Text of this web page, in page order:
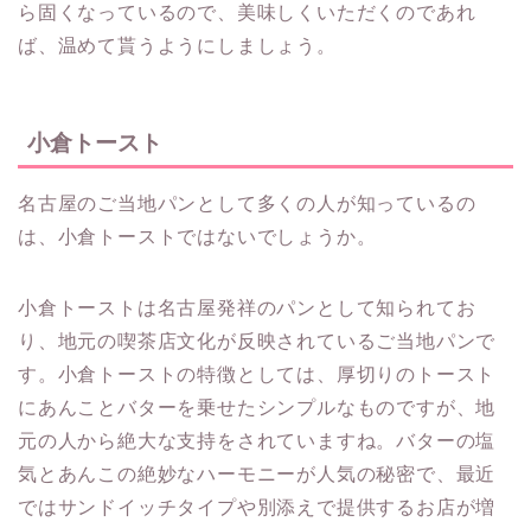
ら固くなっているので、美味しくいただくのであれ
ば、温めて貰うようにしましょう。
小倉トースト
名古屋のご当地パンとして多くの人が知っているの
は、小倉トーストではないでしょうか。
小倉トーストは名古屋発祥のパンとして知られてお
り、地元の喫茶店文化が反映されているご当地パンで
す。小倉トーストの特徴としては、厚切りのトースト
にあんことバターを乗せたシンプルなものですが、地
元の人から絶大な支持をされていますね。バターの塩
気とあんこの絶妙なハーモニーが人気の秘密で、最近
ではサンドイッチタイプや別添えで提供するお店が増